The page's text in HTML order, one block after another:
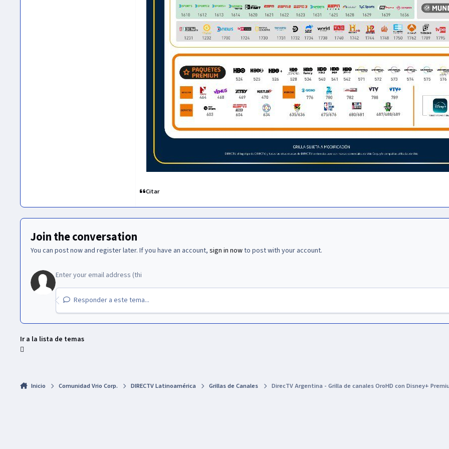
Citar
Join the conversation
You can post now and register later. If you have an account, sign in nowto post with your account.
Responder a este tema...
Ir a la lista de temas
Inicio Comunidad Vrio Corp. DIRECTV Latinoamérica Grillas de Canales DirecTV Argentina - Grilla de canales OroHD con Disney+